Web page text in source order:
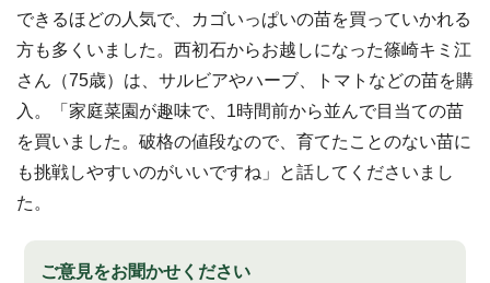
できるほどの人気で、カゴいっぱいの苗を買っていかれる
方も多くいました。西初石からお越しになった篠崎キミ江
さん（75歳）は、サルビアやハーブ、トマトなどの苗を購
入。「家庭菜園が趣味で、1時間前から並んで目当ての苗
を買いました。破格の値段なので、育てたことのない苗に
も挑戦しやすいのがいいですね」と話してくださいまし
た。
ご意見をお聞かせください